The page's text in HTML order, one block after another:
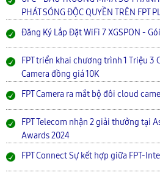
PHÁT SÓNG ĐỘC QUYỀN TRÊN FPT
Đăng Ký Lắp Đặt WiFi 7 XGSPON -
FPT triển khai chương trình 1 Triệu 3
Camera đồng giá 10K
FPT Camera ra mắt bộ đôi cloud
FPT Telecom nhận 2 giải thưởng tại
Awards 2024
FPT Connect Sự kết hợp giữa FPT-